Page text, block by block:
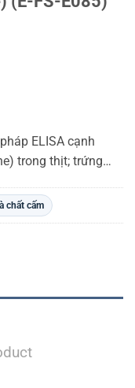
ELISA cạnh
trong thịt; trứng…
chất cấm